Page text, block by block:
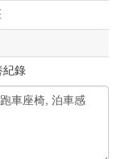
紀錄